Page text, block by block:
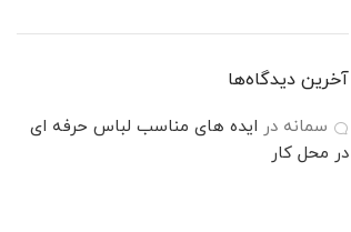
آخرین دیدگاه‌ها
سمانه در ایده های مناسب لباس حرفه ای
در محل کار